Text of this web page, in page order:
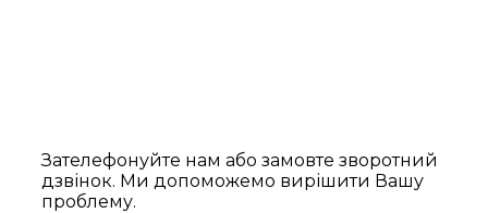
Зателефонуйте нам або замовте зворотний
дзвінок. Ми допоможемо вирішити Вашу
проблему.